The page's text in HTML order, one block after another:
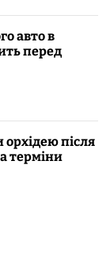
авто в
перед
після
терміни